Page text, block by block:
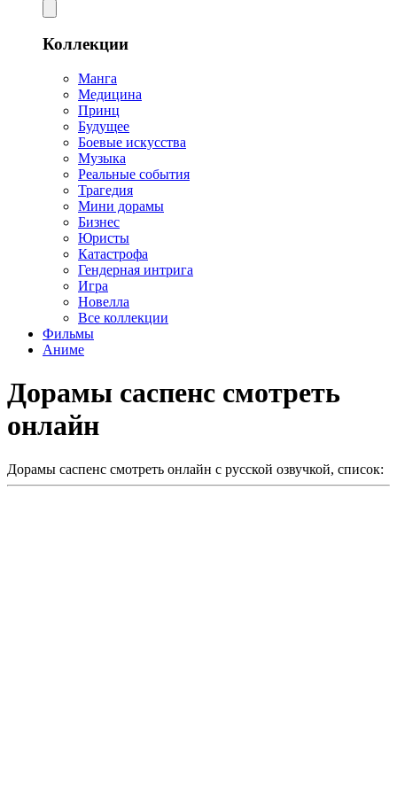
Коллекции
Манга
Медицина
Принц
Будущее
Боевые искусства
Музыка
Реальные события
Трагедия
Мини дорамы
Бизнес
Юристы
Катастрофа
Гендерная интрига
Игра
Новелла
Все коллекции
Фильмы
Аниме
Дорамы саспенс смотреть
онлайн
Дорамы саспенс смотреть онлайн с русской озвучкой, список: